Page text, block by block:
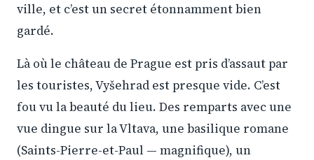
ville, et c’est un secret étonnamment bien
gardé.
Là où le château de Prague est pris d’assaut par
les touristes, Vyšehrad est presque vide. C’est
fou vu la beauté du lieu. Des remparts avec une
vue dingue sur la Vltava, une basilique romane
(Saints-Pierre-et-Paul — magnifique), un